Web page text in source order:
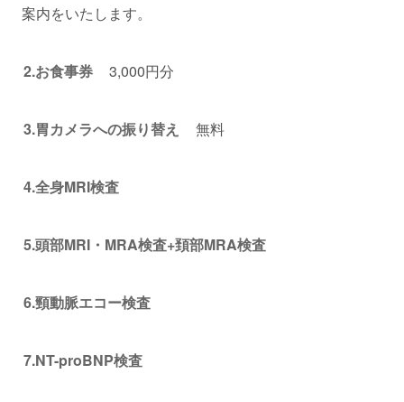
案内をいたします。
2.お食事券 3,000円分
3.胃カメラへの振り替え 無料
4.全身MRI検査
5.頭部MRI・MRA検査+頚部MRA検査
6.頸動脈エコー検査
7.NT-proBNP検査